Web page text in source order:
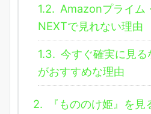
1.2. Amazonプライ
NEXTで見れない理由
1.3. 今すぐ確実に見
がおすすめな理由
2.
『もののけ姫』を見